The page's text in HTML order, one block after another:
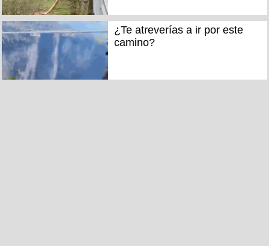
¿Te atreverías a ir por este
camino?